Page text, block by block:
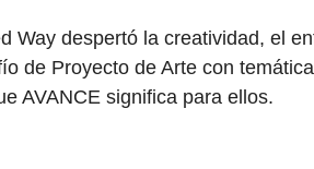
Way despertó la creatividad, el
de Proyecto de Arte con
AVANCE significa para ellos.